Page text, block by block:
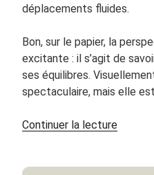
déplacements fluides.
Bon, sur le papier, la
excitante : il s’agit de
ses équilibres.
spectaculaire, mais elle
Continuer la lecturede